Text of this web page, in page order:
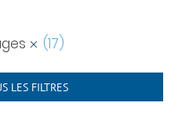
(17)
LES FILTRES